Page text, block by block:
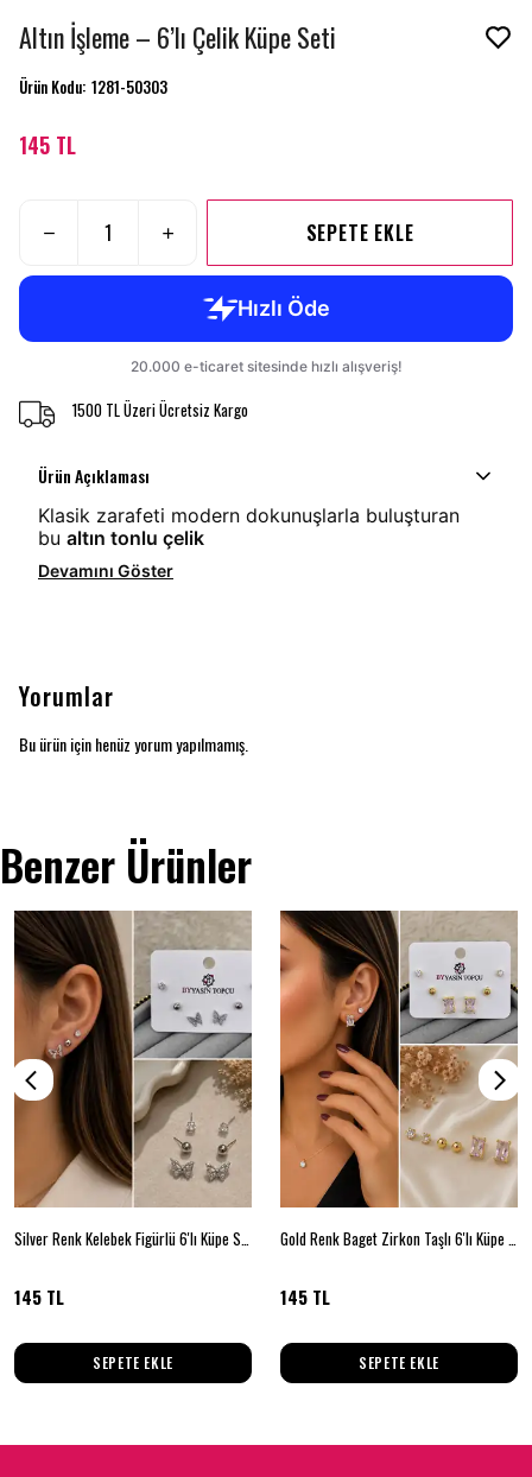
Altın İşleme – 6’lı Çelik Küpe Seti
Ürün Kodu: 1281-50303
145 TL
SEPETE EKLE
1500 TL Üzeri Ücretsiz Kargo
Ürün Açıklaması
Klasik zarafeti modern dokunuşlarla buluşturan
bu altın tonlu çelik
Devamını Göster
Yorumlar
Bu ürün için henüz yorum yapılmamış.
Benzer Ürünler
Silver Renk Kelebek Figürlü 6'lı Küpe Seti
145 TL
SEPETE EKLE
Gold Renk Baget Zirkon Taşlı 6'lı Küpe Seti
145 TL
SEPETE EKLE